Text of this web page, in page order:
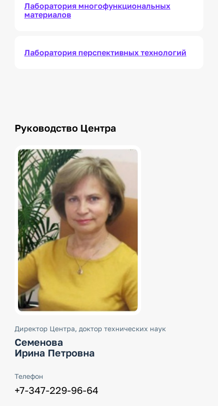
Лаборатория многофункциональных
материалов
Лаборатория перспективных технологий
Руководство Центра
Директор Центра, доктор технических наук
Семенова
Ирина Петровна
Телефон
+7-347-229-96-64